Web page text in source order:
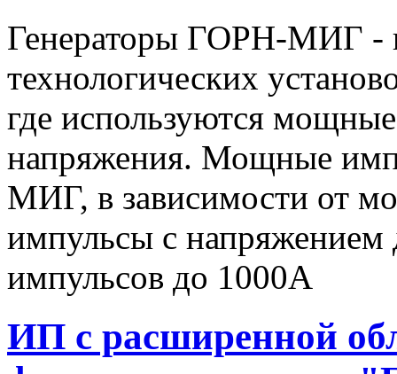
Генераторы ГОРН-МИГ -
технологических
где используются
напряжения. Мощные
МИГ, в зависимости от
импульсы c
импульсов до 1000А
ИП с расширенной